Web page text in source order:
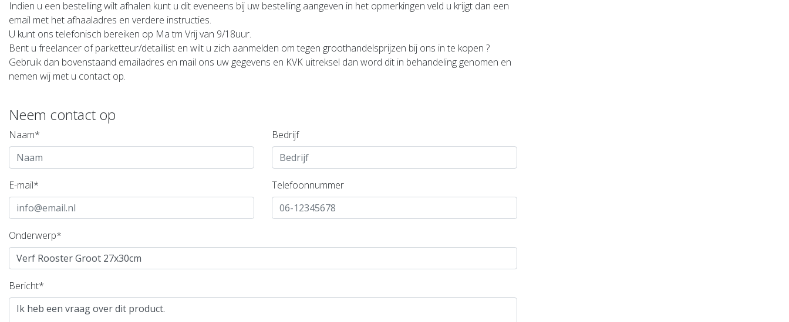
Indien u een bestelling wilt afhalen kunt u dit eveneens bij uw bestelling aangeven in het opmerkingen veld u krijgt dan een
email met het afhaaladres en verdere instructies.
U kunt ons telefonisch bereiken op Ma tm Vrij van 9/18uur.
Bent u freelancer of parketteur/detaillist en wilt u zich aanmelden om tegen groothandelsprijzen bij ons in te kopen ?
Gebruik dan bovenstaand emailadres en mail ons uw gegevens en KVK uitreksel dan word dit in behandeling genomen en
nemen wij met u contact op.
Neem contact op
Naam* Bedrijf
E-mail* Telefoonnummer
Onderwerp*
Bericht*